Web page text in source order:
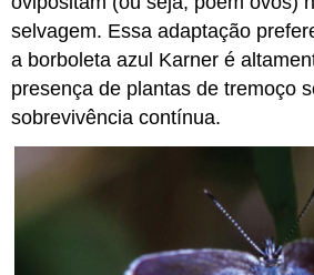
selvagem. Essa adaptação
a borboleta azul Karner é
presença de plantas de tremoço
sobrevivência contínua.